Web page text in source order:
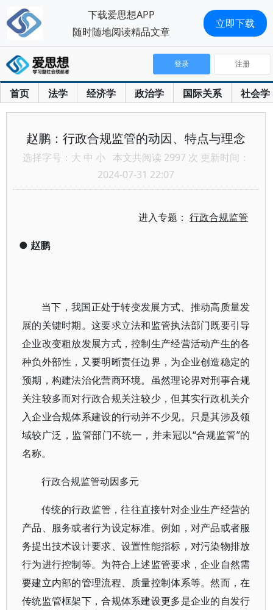
首页 法学 经济学 政治学 国际关系 社会学
登录 注册
赵鹏：行政合规监管的动因、特点与理念
选择字号： 大 中 小 本文共阅读 2997 次 更新时间：
2024-07-31 22:07
进入专题：行政合规监管
● 赵鹏
当下，我国正处于转变发展方式、推动高质量发
展的关键时期。这要求立法和监管执法部门既要引导
企业改变粗放发展方式，控制生产经营活动产生的各
种负外部性，又要明晰责任边界，为企业创造稳定的
预期，构建法治化营商环境。虽然理论界对刑事合规
关注较多而对行政合规关注较少，但其实行政机关介
入企业合规体系建设的行动并不少见。只是其涉及领
域较广泛，监管部门不统一，并未冠以“合规监管”的
名称。
行政合规监管动因多元
传统的行政监管，往往直接针对企业生产经营的
产品、服务或者行为设定标准。例如，对产品或者服
务提出技术设计要求、设置性能指标，对污染物排放
行为进行控制等。为符合上述监管要求，企业自然需
要建立内部的管理流程、质量控制体系等。然而，在
传统监管框架下，合规体系建设更多是企业的自发行
下载爱思想APP
随时随地阅读精品文章
立即下载